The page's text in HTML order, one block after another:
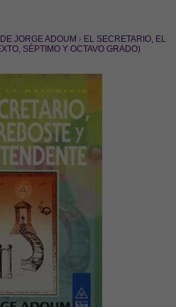
JORGE ADOUM
EL SECRETARIO, EL
SÉPTIMO Y OCTAVO GRADO)